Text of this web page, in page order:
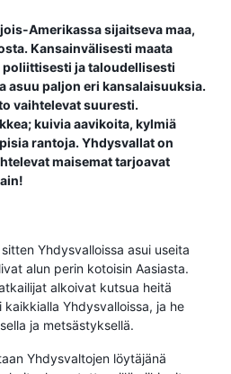
Amerikassa sijaitseva maa,
Kansainvälisesti maata
ja taloudellisesti
asuu paljon eri kansalaisuuksia.
vaihtelevat suuresti.
kuivia aavikoita, kylmiä
rantoja. Yhdysvallat on
maisemat tarjoavat
Yhdysvalloissa asui useita
alun perin kotoisin Aasiasta.
alkoivat kutsua heitä
kaikkialla Yhdysvalloissa, ja he
ja metsästyksellä.
Yhdysvaltojen löytäjänä